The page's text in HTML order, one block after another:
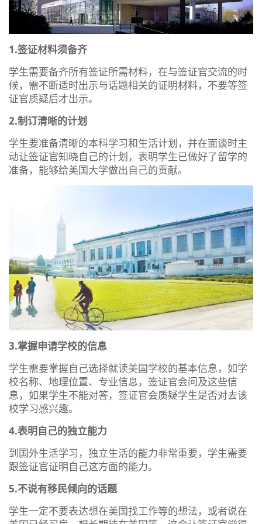
1.签证材料须备齐
学生需要备齐所有签证所需材料，在与签证官交流的时
候，需不断适时出示与话题相关的证明材料，不要等签
证官质疑后才出示。
2.制订清晰的计划
学生要准备清晰的本科学习和生活计划，并在面谈时主
动让签证官知晓自己的计划，表明学生已做好了留学的
准备，能够给美国大学做出自己的贡献。
3.掌握申请学校的信息
学生需要掌握自己选择就读美国学校的基本信息，如学
校名称、地理位置、专业信息，签证官会问及这些信
息，如果学生不能对答，签证官会质疑学生是否对去该
校学习感兴趣。
4.表明自己的独立能力
到国外生活学习，独立生活的能力非常重要，学生需要
跟签证官证明自己这方面的能力。
5.不说有移民倾向的话题
学生一定不要表达想在美国找工作等的想法，或者说在